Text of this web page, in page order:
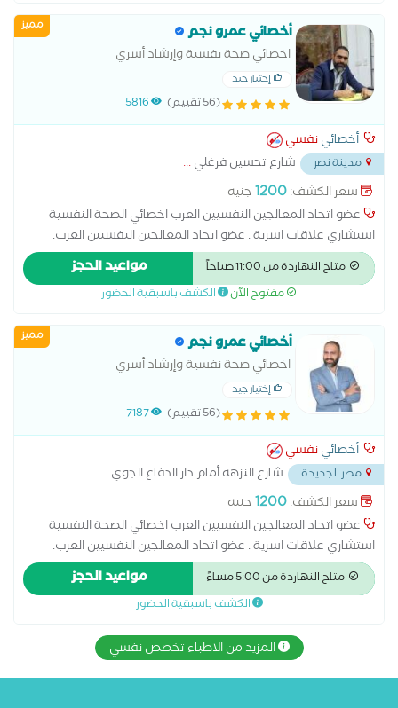
#عضو التحالف العربي لخبراء العلاج النفسي #مدرب معتمد من
شركة تميز للتطوير والتدريب المؤسسي # دبلوم صعوبات التعلم
وتعديل وإدارة السلوك # دبلوم الإرشاد الأسري والنفسي # دبلوم
إعداد مدرب نفسي للأطفال # دبلوم التربية الخاصة # دبلوم
المقاييس النفسية # دبلوم علم النفس الإكلينكي #ماجستير مهني
في الصحة النفسية #دكتوراه مهنية في إدارة الموارد البشرية
مميز أخصائي عمرو نجم
اخصائي صحة نفسية وإرشاد أسري
إختيار جيد
(56 تقييم) 5816
أخصائينفسي
مدينة نصر شارع تحسين فرغلي...
سعر الكشف:1200جنيه
عضو اتحاد المعالجين النفسيين العرب اخصائي الصحة النفسية
استشاري علاقات اسرية . عضو اتحاد المعالجين النفسيين العرب.
ماجستير مهني الاضطرابات الجنسية من جامعة نيو يورك . دكتوراة
مهنية في علم النفس الاكلينكي . . مدير مركز ملاذ للعلوم النفسية
متاح النهاردة من 11:00 صباحاً مواعيد الحجز
مفتوح الآن الكشف باسبقية الحضور
مميز أخصائي عمرو نجم
اخصائي صحة نفسية وإرشاد أسري
إختيار جيد
(56 تقييم) 7187
أخصائينفسي
مصر الجديدة شارع النزهه أمام دار الدفاع الجوي...
سعر الكشف:1200جنيه
عضو اتحاد المعالجين النفسيين العرب اخصائي الصحة النفسية
استشاري علاقات اسرية . عضو اتحاد المعالجين النفسيين العرب.
ماجستير مهني الاضطرابات الجنسية من جامعة نيو يورك . دكتوراة
مهنية في علم النفس الاكلينكي . . مدير مركز ملاذ للعلوم النفسية
متاح النهاردة من 5:00 مساءً مواعيد الحجز
الكشف باسبقية الحضور
المزيد من الاطباء تخصص نفسي